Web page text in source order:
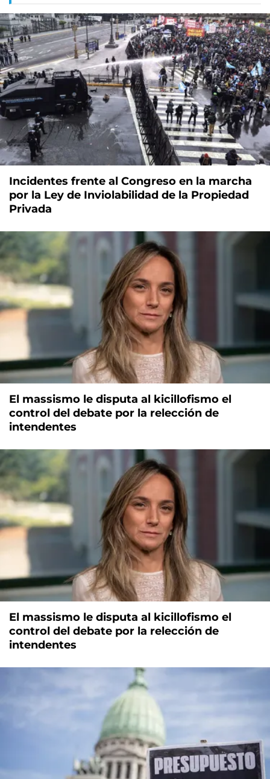
Incidentes frente al Congreso en la marcha
por la Ley de Inviolabilidad de la Propiedad
Privada
El massismo le disputa al kicillofismo el
control del debate por la relección de
intendentes
El massismo le disputa al kicillofismo el
control del debate por la relección de
intendentes